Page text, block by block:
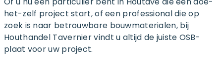
het-zelf project start, of een professional die op
zoek is naar betrouwbare bouwmaterialen, bij
Houthandel Tavernier vindt u altijd de juiste OSB-
plaat voor uw project.